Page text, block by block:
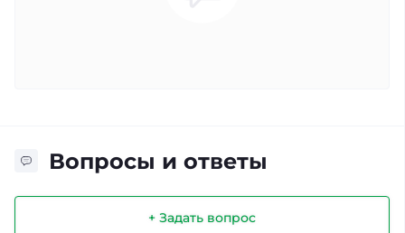
Вопросы и ответы
+ Задать вопрос